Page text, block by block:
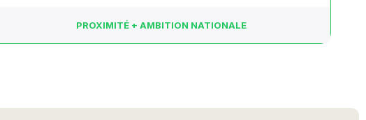
PROXIMITÉ + AMBITION NATIONALE